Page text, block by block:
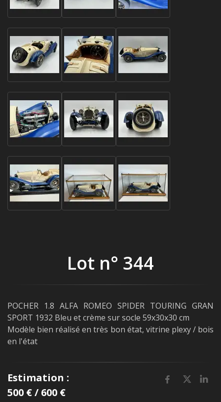
Lot n° 344
POCHER 1.8 ALFA ROMEO SPIDER TOURING GRAN
SPORT 1932 Bleu et crème sur socle 59x30x30 cm
Modèle bien réalisé en très bon état, vitrine plexy / bois
en l'état
Estimation :
500 € / 600 €